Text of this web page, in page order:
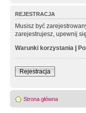
REJESTRACJA
Musisz być
zarejestrujesz, upewnij
Warunki korzystania |
Rejestracja
Strona główna